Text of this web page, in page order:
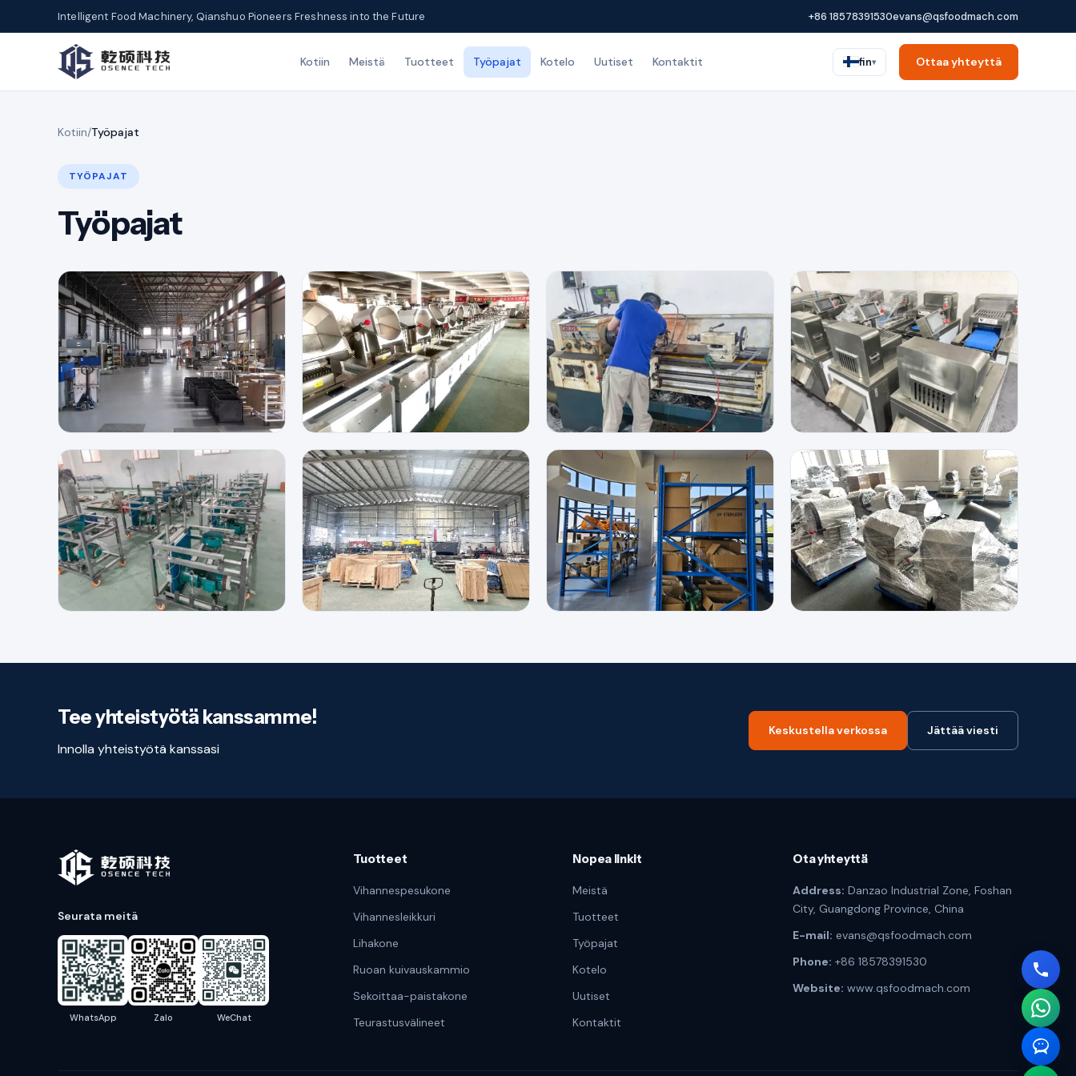
Intelligent Food Machinery, Qianshuo Pioneers Freshness into the Future +86 18578391530evans@qsfoodmach.com
Kotiin Meistä Tuotteet Työpajat Kotelo Uutiset Kontaktit fin▾ Ottaa yhteyttä
Kotiin/Työpajat
TYÖPAJAT
Työpajat
Tee yhteistyötä kanssamme!
Innolla yhteistyötä kanssasi
Keskustella verkossa Jättää viesti
Seurata meitä
WhatsApp Zalo WeChat
Tuotteet
Vihannespesukone
Vihannesleikkuri
Lihakone
Ruoan kuivauskammio
Sekoittaa-paistakone
Teurastusvälineet
Nopea linkit
Meistä
Tuotteet
Työpajat
Kotelo
Uutiset
Kontaktit
Ota yhteyttä
Address: Danzao Industrial Zone, Foshan
City, Guangdong Province, China
E-mail: evans@qsfoodmach.com
Phone: +86 18578391530
Website: www.qsfoodmach.com